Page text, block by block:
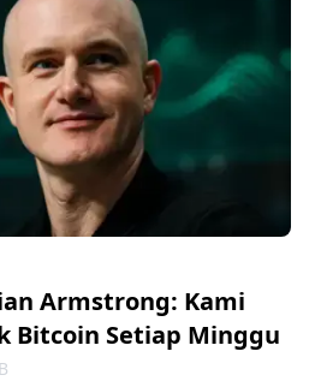
Armstrong: Kami
Bitcoin Setiap Minggu